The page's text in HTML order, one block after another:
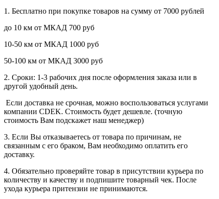
1. Бесплатно при покупке товаров на сумму от 7000 рублей
до 10 км от МКАД 700 руб
10-50 км от МКАД 1000 руб
50-100 км от МКАД 3000 руб
2. Сроки: 1-3 рабочих дня после оформления заказа или в
другой удобный день.
Если доставка не срочная, можно воспользоваться услугами
компании СDEK. Стоимость будет дешевле. (точную
стоимость Вам подскажет наш менеджер)
3. Если Вы отказываетесь от товара по причинам, не
связанным с его браком, Вам необходимо оплатить его
доставку.
4. Обязательно проверяйте товар в присутствии курьера по
количеству и качеству и подпишите товарный чек. После
ухода курьера притензии не принимаются.